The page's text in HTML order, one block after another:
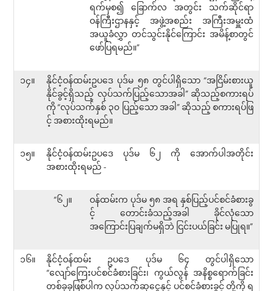
ရက်မှစ၍ ခြောက်လ အတွင်း သက်ဆိုင်ရာ
ဝန်ကြီးဌာနနှင့် အဖွဲ့အစည်း အကြီးအမှူးထံ
အယူခံလွှာ တင်သွင်းနိုင်ကြောင်း အမိန့်စာတွင်
ဖော်ပြရမည်။”
၁၄။
နိုင်ငံ့ဝန်ထမ်းဥပဒေ ပုဒ်မ ၅၈ တွင်ပါရှိသော “အငြိမ်းစားယူ
နိုင်ခွင့်ရှိသည့် လုပ်သက်ပြည့်သောအခါ” ဆိုသည့်စကားရပ်
ကို “လုပ်သက်နှစ် ၃၀ ပြည့်သော အခါ” ဆိုသည့် စကားရပ်ဖြ
င့် အစားထိုးရမည်။
၁၅။
နိုင်ငံ့ဝန်ထမ်းဥပဒေ ပုဒ်မ ၆၂ ကို အောက်ပါအတိုင်း
အစားထိုးရမည် -
“၆၂။
ဝန်ထမ်းက ပုဒ်မ ၅၈ အရ နှစ်ပြည့်ပင်စင်ခံစားခွ
င့် တောင်းခံသည့်အခါ ခိုင်လုံသော
အကြောင်းပြချက်မရှိဘဲ ငြင်းပယ်ခြင်း မပြုရ။”
၁၆။
နိုင်ငံ့ဝန်ထမ်း ဥပဒေ ပုဒ်မ ၆၄ တွင်ပါရှိသော
“လျော်ကြေးပင်စင်ခံစားခြင်း၊ ကွယ်လွန် အနိစ္စရောက်ခြင်း
တစ်ခုခုဖြစ်ပါက လုပ်သက်ဆုငွေနှင့် ပင်စင်ခံစားခွင့် တို့ကို ရ